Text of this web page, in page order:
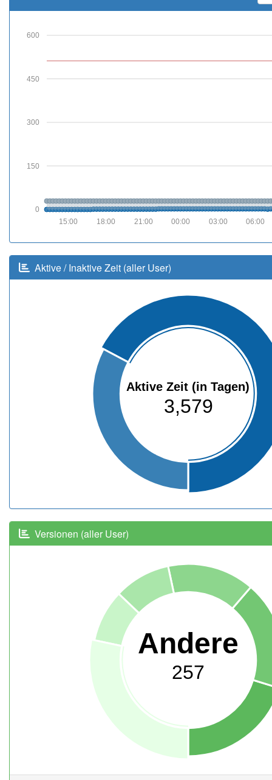
0
150
300
450
600
06:00
03:00
00:00
21:00
18:00
15:00
Aktive / Inaktive Zeit (aller User)
Aktive Zeit (in Tagen)
3,579
Versionen (aller User)
Andere
257